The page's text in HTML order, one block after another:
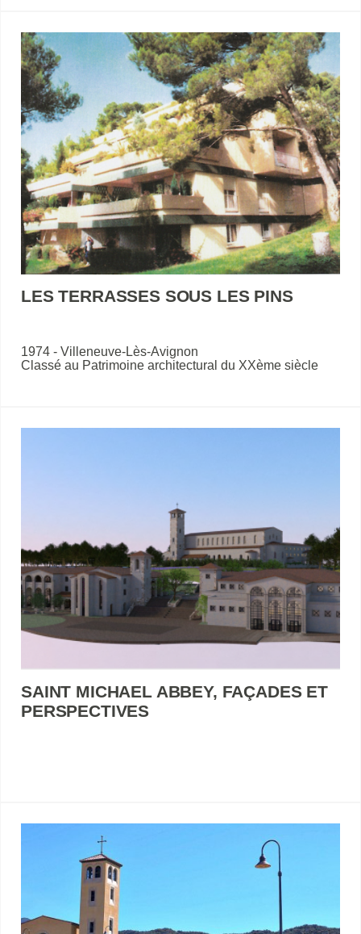
LES TERRASSES SOUS LES PINS
1974 - Villeneuve-Lès-Avignon
Classé au Patrimoine architectural du XXème siècle
SAINT MICHAEL ABBEY, FAÇADES ET
PERSPECTIVES